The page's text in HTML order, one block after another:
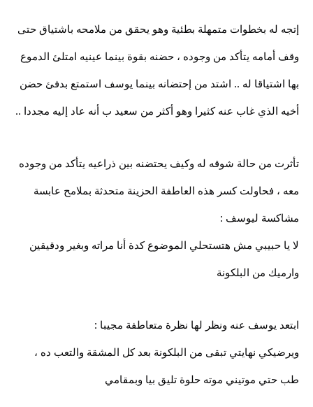
إتجه له بخطوات متمهلة بطئية وهو يحقق من ملامحه باشتياق حتى
وقف أمامه يتأكد من وجوده ، حضنه بقوة بينما عينيه امتلئ الدموع
بها اشتياقا له .. اشتد من إحتضانه بينما يوسف استمتع بدفئ حضن
أخيه الذي غاب عنه كثيرا وهو أكثر من سعيد ب أنه عاد إليه مجددا ..
تأثرت من حالة شوقه له وكيف يحتضنه بين ذراعيه يتأكد من وجوده
معه ، فحاولت كسر هذه العاطفة الحزينة متحدثة بملامح عابسة
مشاكسة ليوسف :
لا يا حبيبي مش هتستحلي الموضوع كدة أنا مراته وبغير ودقيقين
وارميك من البلكونة
ابتعد يوسف عنه ونظر لها نظرة متعاطفة مجيبا :
ويرضيكي نهايتي تبقى من البلكونة بعد كل المشقة والتعب ده ،
طب حتي موتيني موته حلوة تليق بيا وبمقامي